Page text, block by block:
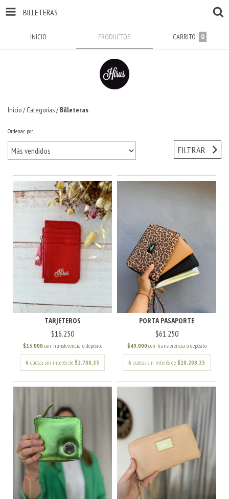
BILLETERAS
INICIO PRODUCTOS CARRITO 0
Inicio/ Categorías/ Billeteras
Ordenar por
FILTRAR
TARJETEROS
$16.250
$13.000 con Transferencia o depósito
6 cuotas sin interés de $2.708,33
PORTA PASAPORTE
$61.250
$49.000 con Transferencia o depósito
6 cuotas sin interés de $10.208,33